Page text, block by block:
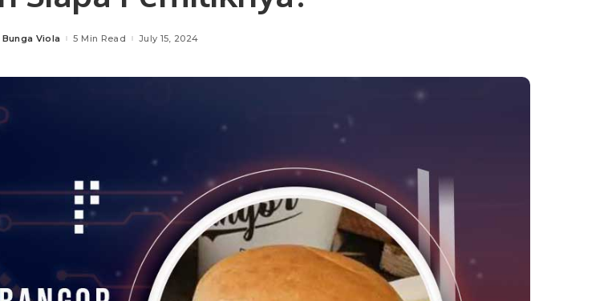
Bunga Viola 5 Min Read July 15, 2024